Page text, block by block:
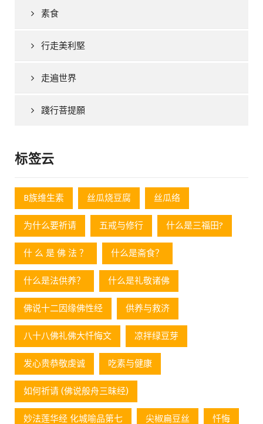
素食
行走美利堅
走遍世界
踐行菩提願
标签云
B族维生素 丝瓜烧豆腐 丝瓜络
为什么要祈请 五戒与修行 什么是三福田?
什 么 是 佛 法 ？ 什么是斋食？
什么是法供养？ 什么是礼敬诸佛
佛说十二因缘佛性经 供养与救济
八十八佛礼佛大忏悔文 凉拌绿豆芽
发心贵恭敬虔诚 吃素与健康
如何祈请 (佛说般舟三昧经)
妙法莲华经 化城喻品第七 尖椒扁豆丝 忏悔